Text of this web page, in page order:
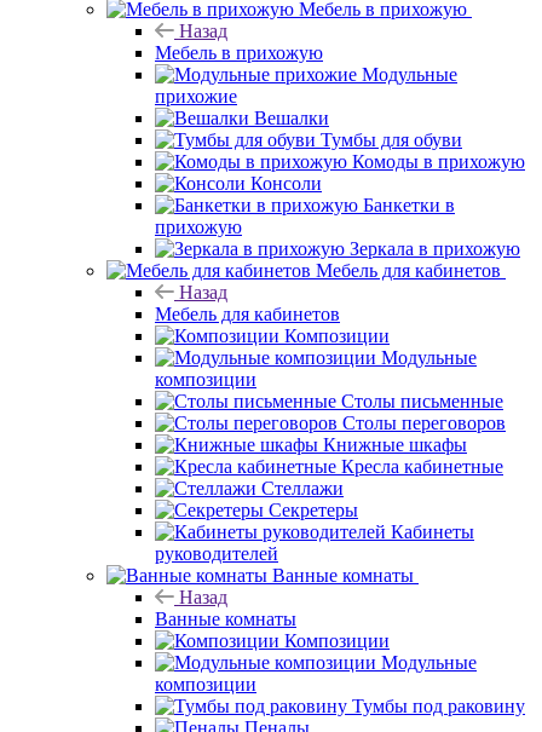
Мебель в прихожую
Назад
Мебель в прихожую
Модульные
прихожие
Вешалки
Тумбы для обуви
Комоды в прихожую
Консоли
Банкетки в
прихожую
Зеркала в прихожую
Мебель для кабинетов
Назад
Мебель для кабинетов
Композиции
Модульные
композиции
Столы письменные
Столы переговоров
Книжные шкафы
Кресла кабинетные
Стеллажи
Секретеры
Кабинеты
руководителей
Ванные комнаты
Назад
Ванные комнаты
Композиции
Модульные
композиции
Тумбы под раковину
Пеналы